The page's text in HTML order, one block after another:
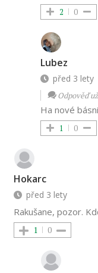
2 0
Lubez
před 3 lety
Odpověď
Ha nové
1 0
Hokarc
před 3 lety
Rakušane, pozor.
1 0